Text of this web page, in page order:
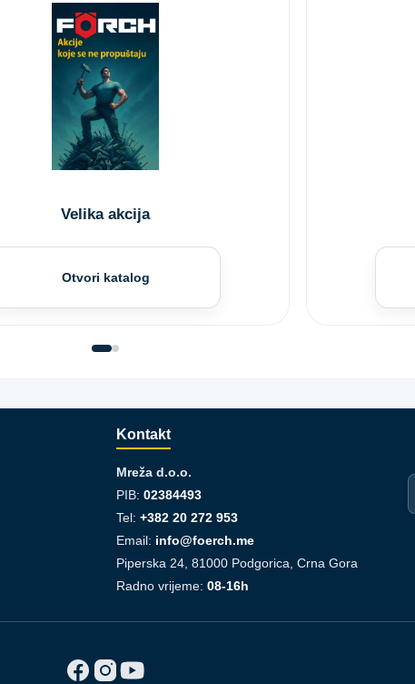
Velika akcija
Otvori katalog
Kontakt
Mreža d.o.o.
PIB: 02384493
Tel: +382 20 272 953
Email: info@foerch.me
Piperska 24, 81000 Podgorica, Crna Gora
Radno vrijeme: 08-16h